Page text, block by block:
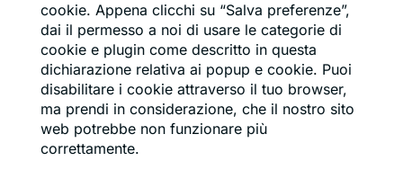
cookie. Appena clicchi su “Salva preferenze”,
dai il permesso a noi di usare le categorie di
cookie e plugin come descritto in questa
dichiarazione relativa ai popup e cookie. Puoi
disabilitare i cookie attraverso il tuo browser,
ma prendi in considerazione, che il nostro sito
web potrebbe non funzionare più
correttamente.